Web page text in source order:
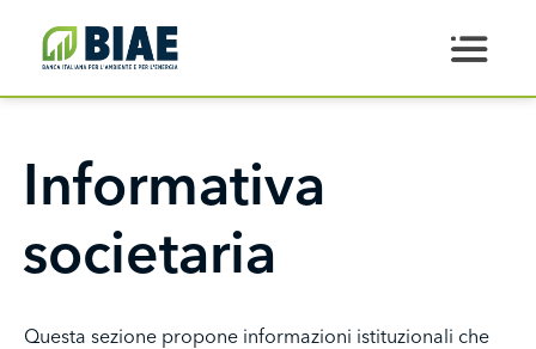
in
Accessibility
screen
start
Informativa
societaria
Questa sezione propone informazioni istituzionali che